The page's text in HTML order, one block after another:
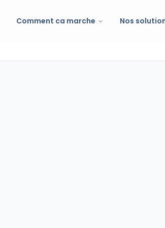
Comment ca marche Nos